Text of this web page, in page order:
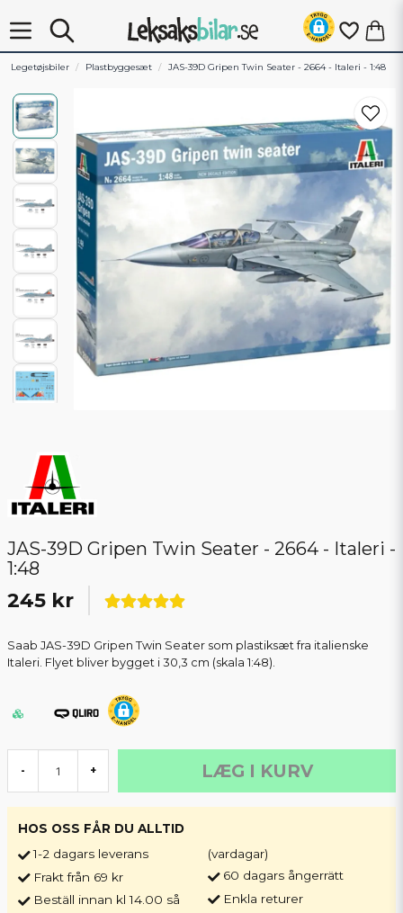
Legetøjsbiler Plastbyggesæt JAS-39D Gripen Twin Seater - 2664 - Italeri - 1:48
JAS-39D Gripen Twin Seater - 2664 - Italeri -
1:48
245 kr
Saab JAS-39D Gripen Twin Seater som plastiksæt fra italienske
Italeri. Flyet bliver bygget i 30,3 cm (skala 1:48).
- + LÆG I KURV
HOS OSS FÅR DU ALLTID
1-2 dagars leverans
Frakt från 69 kr
Beställ innan kl 14.00 så
(vardagar)
60 dagars ångerrätt
Enkla returer